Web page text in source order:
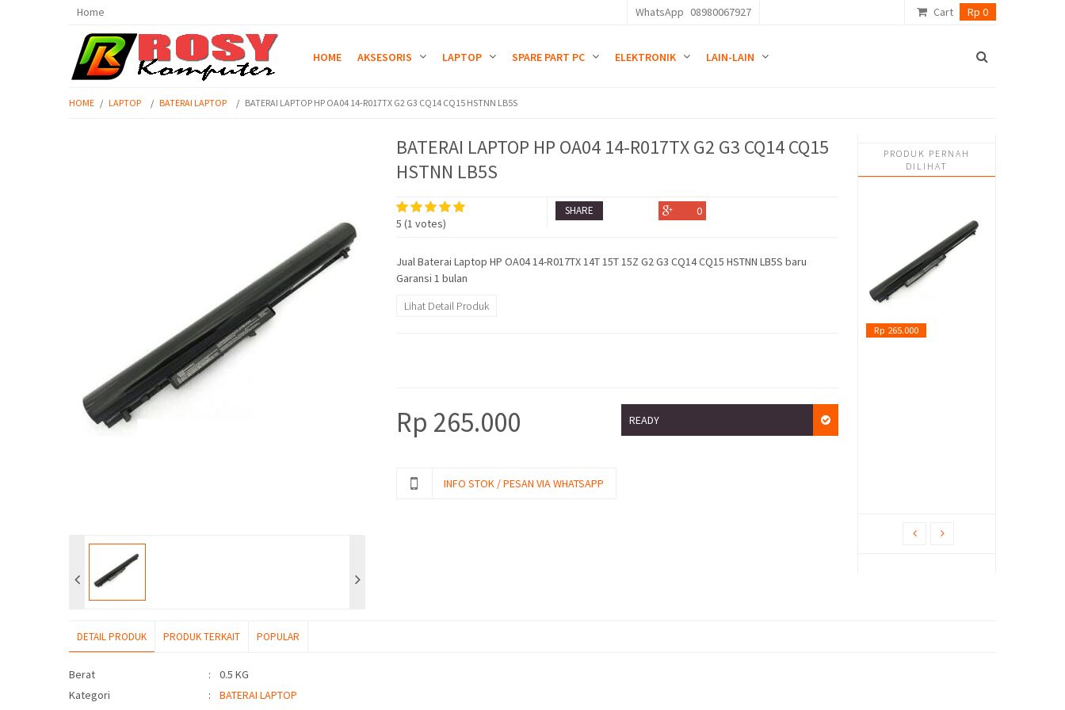
Home WhatsApp 08980067927 Cart Rp 0
HOME AKSESORIS LAPTOP SPARE PART PC ELEKTRONIK LAIN-LAIN
HOME / LAPTOP / BATERAI LAPTOP / BATERAI LAPTOP HP OA04 14-R017TX G2 G3 CQ14 CQ15 HSTNN LB5S
BATERAI LAPTOP HP OA04 14-R017TX G2 G3 CQ14 CQ15
HSTNN LB5S
5 (1 votes)
SHARE 0
Jual Baterai Laptop HP OA04 14-R017TX 14T 15T 15Z G2 G3 CQ14 CQ15 HSTNN LB5S baru
Garansi 1 bulan
Lihat Detail Produk
READY
Rp 265.000
INFO STOK / PESAN VIA WHATSAPP
PRODUK PERNAH
DILIHAT
Rp 265.000
DETAIL PRODUK PRODUK TERKAIT POPULAR
Detail Produk
Berat :
0.5 KG
Kategori
: BATERAI LAPTOP